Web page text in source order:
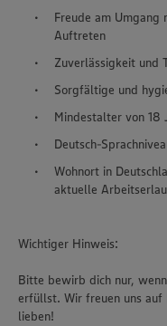
Freude am Umgang
Auftreten
Zuverlässigkeit und
Sorgfältige und
Mindestalter von 18
Deutsch-
Wohnort in
aktuelle
Wichtiger Hinweis:
Bitte bewirb dich nur,
erfüllst. Wir freuen uns
lieben!